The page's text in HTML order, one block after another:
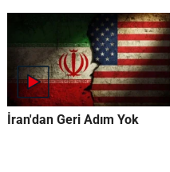
İran'dan Geri Adım Yok